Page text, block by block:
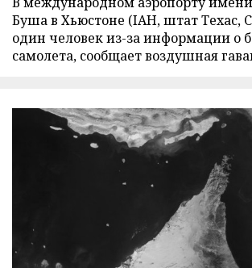
Буша в Хьюстоне (IAH, штат Техас,
один человек из-за информации о
самолета, сообщает воздушная